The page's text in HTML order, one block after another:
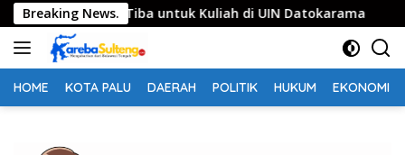
Langsung
ke
konten
Breaking News.
Somalia Tiba untuk Kuliah di UIN Datokarama
HOME KOTA PALU DAERAH POLITIK HUKUM EKONOMI